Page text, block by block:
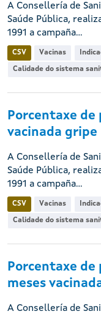
A Consellería de
Saúde Pública,
1991 a campaña...
CSV Vacinas
Calidade do sistema
Porcentaxe de
vacinada gripe
A Consellería de
Saúde Pública,
1991 a campaña...
CSV Vacinas
Calidade do sistema
Porcentaxe de
meses
A Consellería de